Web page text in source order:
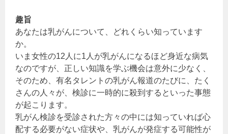
趣旨
あなたは乳がんについて、どれくらい知っています
か。
いま女性の12人に1人が乳がんになるほど身近な病気
なのですが、正しい知識を学ぶ機会は意外に少なく、
そのため、有名タレントの乳がん報道のたびに、たく
さんの人々が、検診に一時的に殺到するといった事態
が起こります。
乳がん検診を受診された方々の中には知っていれば心
配する必要がない症状や、乳がんが発症する可能性が